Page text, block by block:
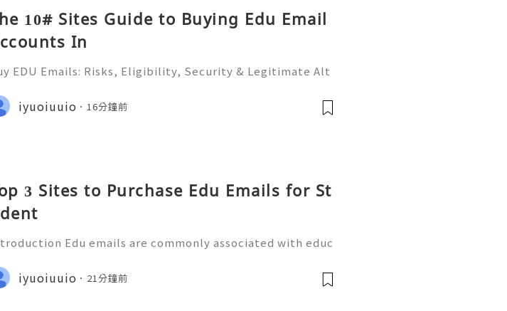
10# Sites Guide to Buying Edu Email
In
EDU Emails: Risks, Eligibility, Security & Legitimate Alt
Ready 📲✨💎🌐🚀⭐ WhatsApp: +1 (506) 541-7768 ✈️✨
Telegram: @usadigitalh
iyuoiuuio 16分鐘前
3 Sites to Purchase Edu Emails for St
Edu emails are commonly associated with educ
other academic organizations. A student or staff email ad
can serve as a
iyuoiuuio 21分鐘前